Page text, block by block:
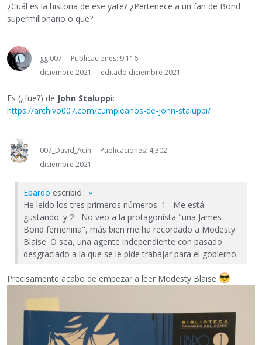
¿Cuál es la historia de ese yate? ¿Pertenece a un fan de Bond
supermillonario o que?
ggl007
Publicaciones: 9,116
diciembre 2021
editado diciembre 2021
Es (¿fue?) de John Staluppi:
https://archivo007.com/cumpleanos-de-john-staluppi/
007_David_Acín
Publicaciones: 4,302
diciembre 2021
Ebardo escribió : »
He leído los tres primeros números. 1.- Me está
gustando. y 2.- No veo a la protagonista "una James
Bond femenina", más bien me ha recordado a Modesty
Blaise. O sea, una agente independiente con pasado
desgraciado a la que se le pide trabajar para el gobierno.
Precisamente acabo de empezar a leer Modesty Blaise